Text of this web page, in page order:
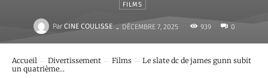
FILMS
Par CINE COULISSE - DÉCEMBRE 7, 2025 939 0
Accueil Divertissement Films
Le slate dc de james gunn subit
un quatrième...